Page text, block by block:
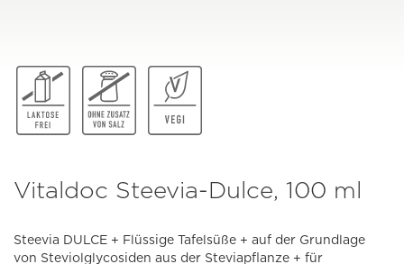
Vitaldoc Steevia-Dulce, 100 ml
Steevia DULCE + Flüssige Tafelsüße + auf der Grundlage
von Steviolglycosiden aus der Steviapflanze + für